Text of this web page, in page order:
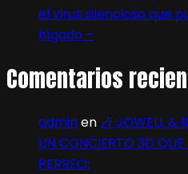
el virus silencioso que
hígado –
Comentarios
adminen 🎶 JOWELL &
UN CONCIERTO 3D
PERREO: